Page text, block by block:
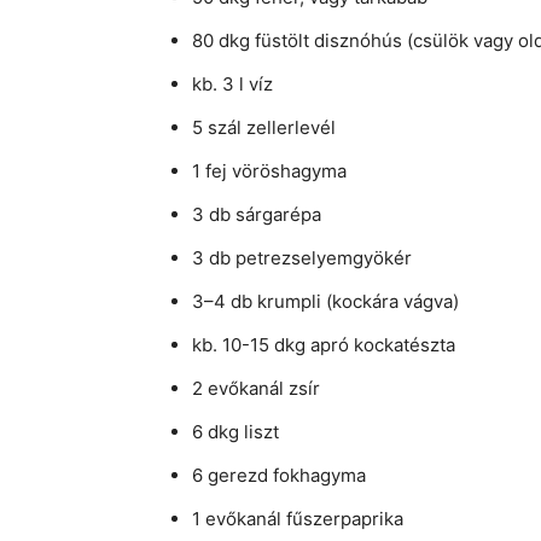
80 dkg füstölt disznóhús (csülök vagy
kb. 3 l víz
5 szál zellerlevél
1 fej vöröshagyma
3 db sárgarépa
3 db petrezselyemgyökér
3–4 db krumpli (kockára vágva)
kb. 10-15 dkg apró kockatészta
2 evőkanál zsír
6 dkg liszt
6 gerezd fokhagyma
1 evőkanál fűszerpaprika